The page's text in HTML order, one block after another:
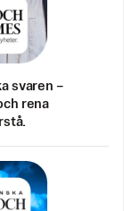
svaren –
rena